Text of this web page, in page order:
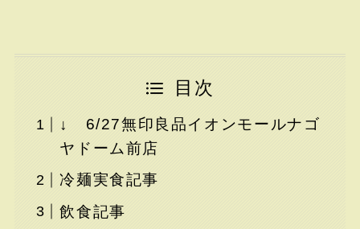
目次
↓ 6/27無印良品イオンモールナゴ
ヤドーム前店
冷麺実食記事
飲食記事